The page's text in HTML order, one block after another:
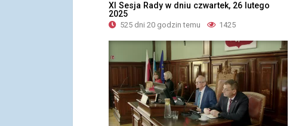
XI Sesja Rady w dniu czwartek, 26 lutego
2025
525 dni 20 godzin temu 1425